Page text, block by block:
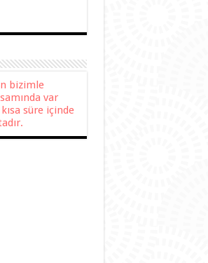
bizimle
var
süre içinde